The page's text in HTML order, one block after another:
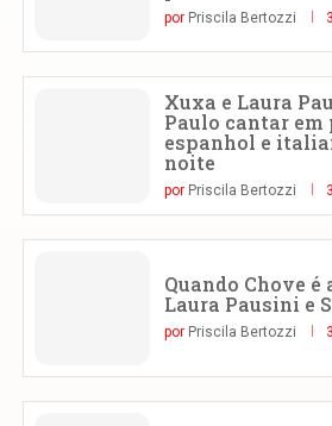
por Priscila Bertozzi
Xuxa e Laura
Paulo cantar em
espanhol e
noite
por Priscila Bertozzi
Quando Chove é
Laura Pausini e
por Priscila Bertozzi